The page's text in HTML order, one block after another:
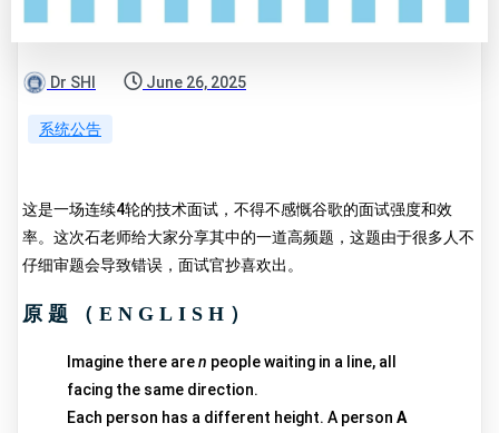
Dr SHI June 26, 2025
系统公告
这是一场连续4轮的技术面试，不得不感慨谷歌的面试强度和效
率。这次石老师给大家分享其中的一道高频题，这题由于很多人不
仔细审题会导致错误，面试官抄喜欢出。
原题（ENGLISH）
Imagine there aren people waiting in a line, all
facing the same direction.
Each person has a different height. A person A